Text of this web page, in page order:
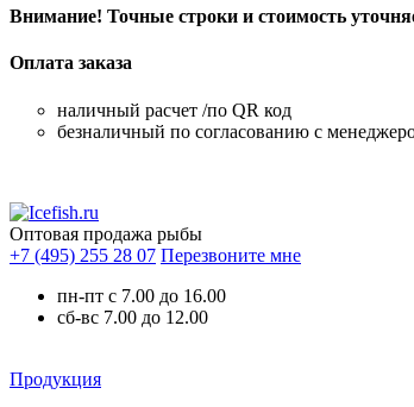
Внимание! Точные строки и стоимость
Оплата заказа
наличный расчет /по QR код
безналичный по согласованию с
Оптовая продажа рыбы
+7 (495) 255 28 07 Перезвоните мне
пн-пт с 7.00 до 16.00
сб-вс 7.00 до 12.00
Продукция